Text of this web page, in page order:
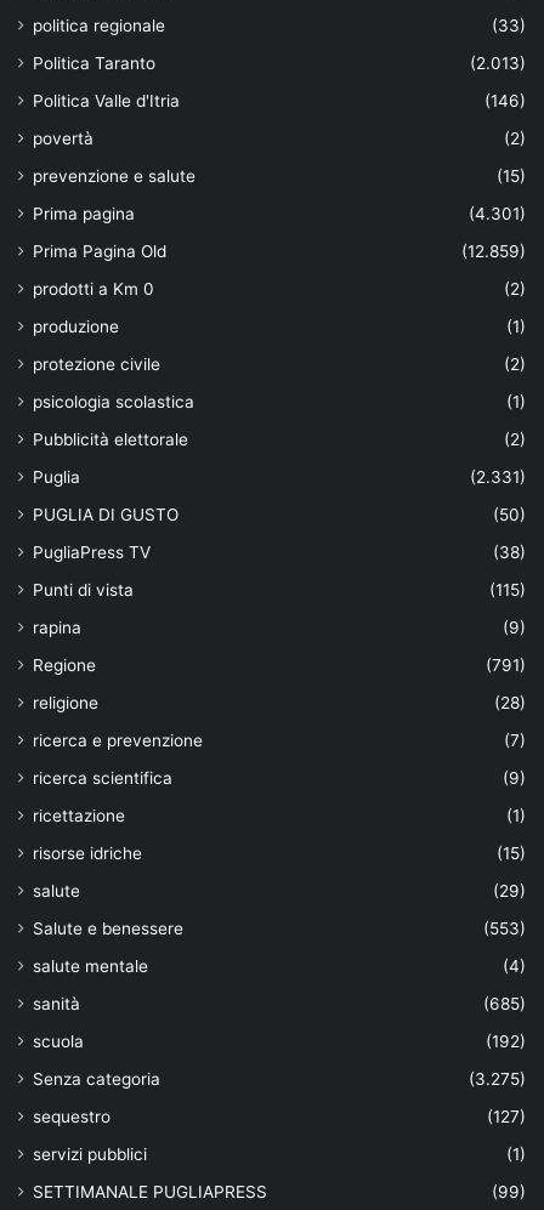
politica regionale
(33)
Politica Taranto
(2.013)
Politica Valle d'Itria
(146)
povertà
(2)
prevenzione e salute
(15)
Prima pagina
(4.301)
Prima Pagina Old
(12.859)
prodotti a Km 0
(2)
produzione
(1)
protezione civile
(2)
psicologia scolastica
(1)
Pubblicità elettorale
(2)
Puglia
(2.331)
PUGLIA DI GUSTO
(50)
PugliaPress TV
(38)
Punti di vista
(115)
rapina
(9)
Regione
(791)
religione
(28)
ricerca e prevenzione
(7)
ricerca scientifica
(9)
ricettazione
(1)
risorse idriche
(15)
salute
(29)
Salute e benessere
(553)
salute mentale
(4)
sanità
(685)
scuola
(192)
Senza categoria
(3.275)
sequestro
(127)
servizi pubblici
(1)
SETTIMANALE PUGLIAPRESS
(99)